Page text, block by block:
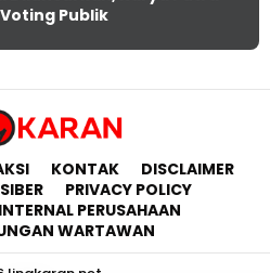
Publik
KONTAK
DISCLAIMER
PRIVACY POLICY
PERUSAHAAN
WARTAWAN